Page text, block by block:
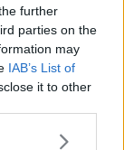
further
parties on the
may
IAB’s List of
it to other
alla fame di
potrebbe
della cultura.
in